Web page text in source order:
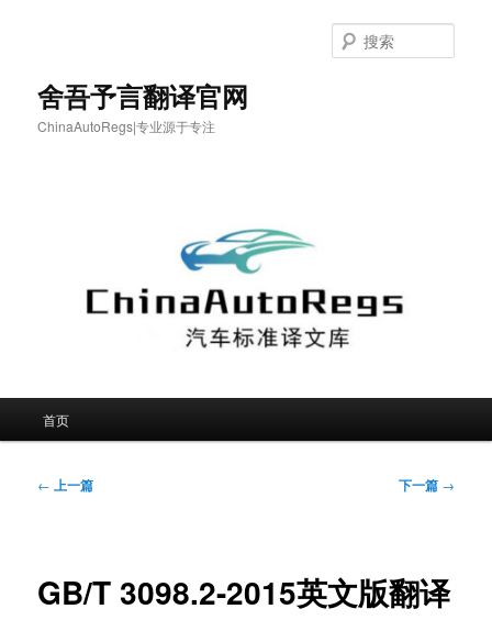
舍吾予言翻译官网
ChinaAutoRegs|专业源于专注
索
首页
文
← 上一篇 下一篇 →
GB/T 3098.2-2015英文版翻译